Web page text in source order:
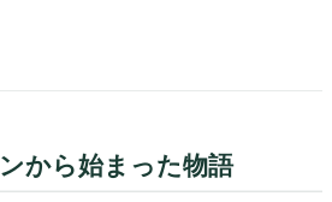
から始まった物語